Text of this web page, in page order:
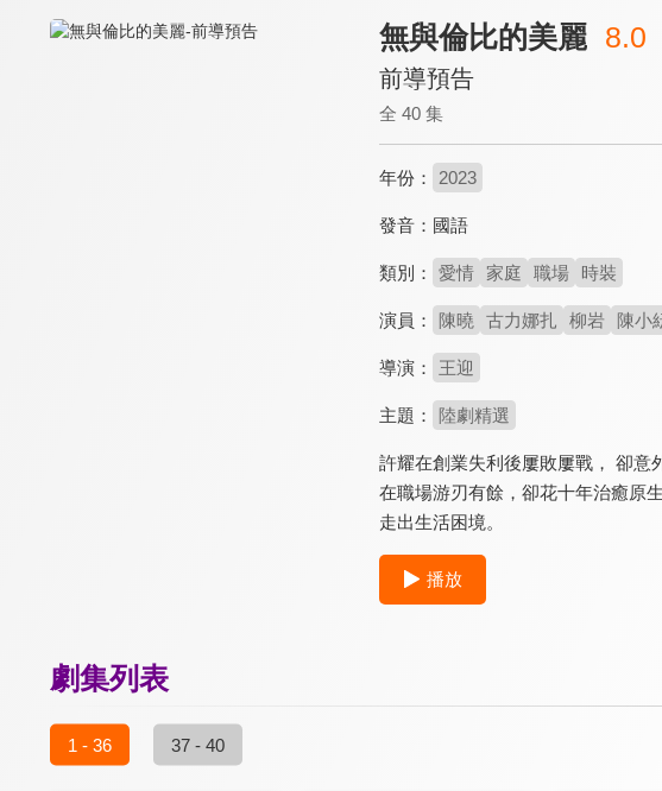
無與倫比的美麗 8.0
前導預告
全 40 集
年份： 2023
發音： 國語
類別： 愛情 家庭 職場 時裝
演員： 陳曉 古力娜扎 柳岩 陳小
導演： 王迎
主題： 陸劇精選
許耀在創業失利後屢敗屢戰， 卻意
在職場游刃有餘，卻花十年治癒原
走出生活困境。
播放
劇集列表
1 - 36 37 - 40